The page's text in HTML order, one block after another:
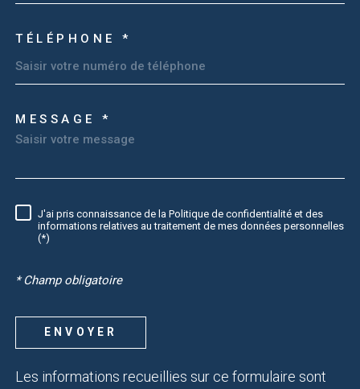
TÉLÉPHONE *
MESSAGE *
RÈGLEMENTATION
J'ai pris connaissance de la Politique de confidentialité et des
informations relatives au traitement de mes données personnelles
(*)
* Champ obligatoire
ENVOYER
Les informations recueillies sur ce formulaire sont